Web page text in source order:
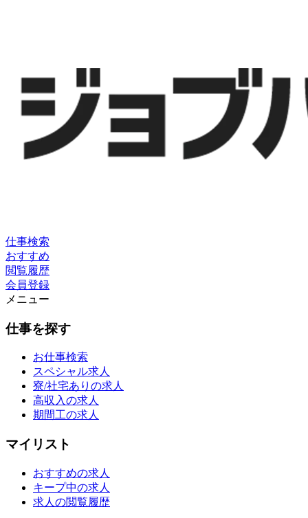
仕事検索
おすすめ
閲覧履歴
会員登録
メニュー
仕事を探す
お仕事検索
スペシャル求人
寮/社宅ありの求人
高収入の求人
期間工の求人
マイリスト
おすすめの求人
キープ中の求人
求人の閲覧履歴